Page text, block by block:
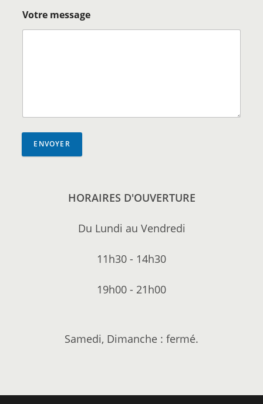
Votre message
ENVOYER
HORAIRES D'OUVERTURE
Du Lundi au Vendredi
11h30 - 14h30
19h00 - 21h00
Samedi, Dimanche : fermé.